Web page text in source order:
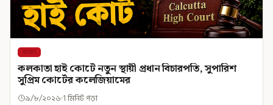
রাজ্য
কলকাতা হাই কোর্টে নতুন স্থায়ী প্রধান বিচারপতি, সুপারিশ
সুপ্রিম কোর্টের কলেজিয়ামের
৯/৮/২০২৬ 1 মিনিট পড়া